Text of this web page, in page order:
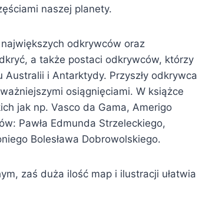
naszej planety.
odkrywców oraz
a także postaci odkrywców, którzy
i Antarktydy. Przyszły odkrywca
osiągnięciami. W książce
jak np. Vasco da Gama, Amerigo
Pawła Edmunda Strzeleckiego,
Bolesława Dobrowolskiego.
zaś duża ilość map i ilustracji ułatwia